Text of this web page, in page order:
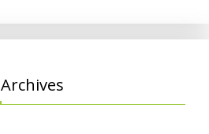
Archives